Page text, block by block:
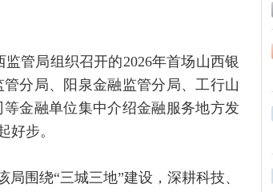
管局组织召开的2026年首场山西银
分局、阳泉金融监管分局、工行山
金融单位集中介绍金融服务地方发
好步。
围绕“三城三地”建设，深耕科技、